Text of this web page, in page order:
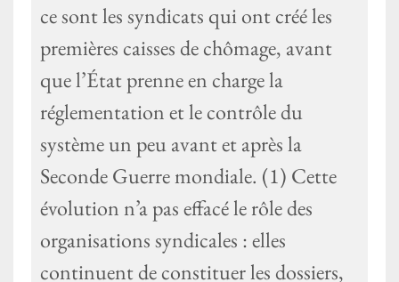
ce sont les syndicats qui ont créé les
premières caisses de chômage, avant
que l’État prenne en charge la
réglementation et le contrôle du
système un peu avant et après la
Seconde Guerre mondiale. (1) Cette
évolution n’a pas effacé le rôle des
organisations syndicales : elles
continuent de constituer les dossiers,